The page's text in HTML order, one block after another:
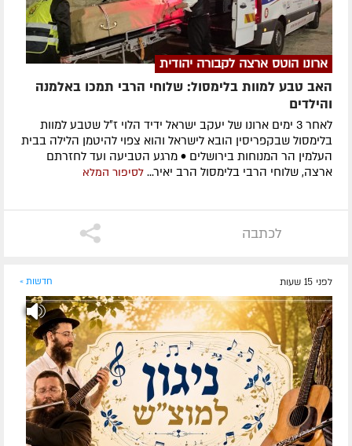
ארונו הוטס ארצה לקבורה יהודית
האב טבע למוות בלימסול: שלוחי הרבי תמכו באלמנה
והילדים
לאחר 3 ימים ארונו של יעקב ישראל ידיד הלוי ז״ל שטבע למוות
בלימסול שבקפריסין הובא לישראל והוא צפוי להיטמן הלילה בבית
העלמין הר המנוחות בירושלים • מרגע הטביעה ועד לחזרתם
ארצה, שלוחי הרבי בלימסול הרב יאיר... לסיפור המלא
לכתבה
לפני 15 שעות חדשות »